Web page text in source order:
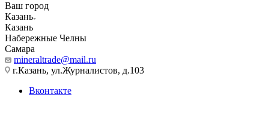
Ваш город
Казань
Казань
Набережные Челны
Самара
mineraltrade@mail.ru
г.Казань, ул.Журналистов, д.103
Вконтакте